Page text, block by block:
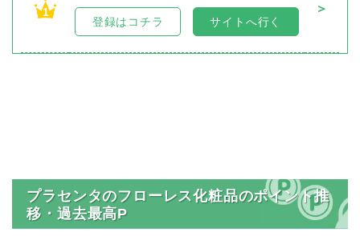
1
＞
登録はコチラ サイトへ行く
プラセンタのフローレス化粧品のポイント推
移・過去最高P